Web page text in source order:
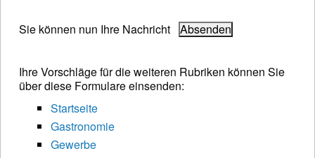
Sie können nun Ihre Nachricht
Ihre Vorschläge für die weiteren Rubriken können Sie
über diese Formulare einsenden:
Startseite
Gastronomie
Gewerbe